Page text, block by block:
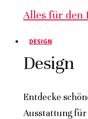
Alles für den
DESIGN
Design
Entdecke
Ausstattung für